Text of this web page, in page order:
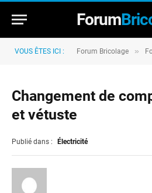
Forum
VOUS ÊTES ICI : Forum Bricolage »
Changement de
et vétuste
Publié dans : Électricité